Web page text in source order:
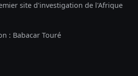
site d'investigation de l'Afrique
: Babacar Touré